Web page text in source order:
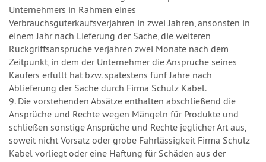
Unternehmers in Rahmen eines
Verbrauchsgüterkaufsverjähren in zwei Jahren, ansonsten in
einem Jahr nach Lieferung der Sache, die weiteren
Rückgriffsansprüche verjähren zwei Monate nach dem
Zeitpunkt, in dem der Unternehmer die Ansprüche seines
Käufers erfüllt hat bzw. spätestens fünf Jahre nach
Ablieferung der Sache durch Firma Schulz Kabel.
9. Die vorstehenden Absätze enthalten abschließend die
Ansprüche und Rechte wegen Mängeln für Produkte und
schließen sonstige Ansprüche und Rechte jeglicher Art aus,
soweit nicht Vorsatz oder grobe Fahrlässigkeit Firma Schulz
Kabel vorliegt oder eine Haftung für Schäden aus der